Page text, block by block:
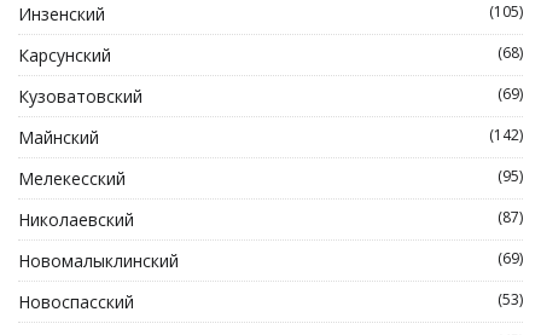
Инзенский (105)
Карсунский (68)
Кузоватовский (69)
Майнский (142)
Мелекесский (95)
Николаевский (87)
Новомалыклинский (69)
Новоспасский (53)